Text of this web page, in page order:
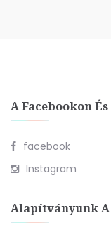
A Facebookon
facebook
Instagram
Alapítványunk A